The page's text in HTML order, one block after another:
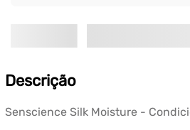
Descrição
Senscience Silk Moisture -